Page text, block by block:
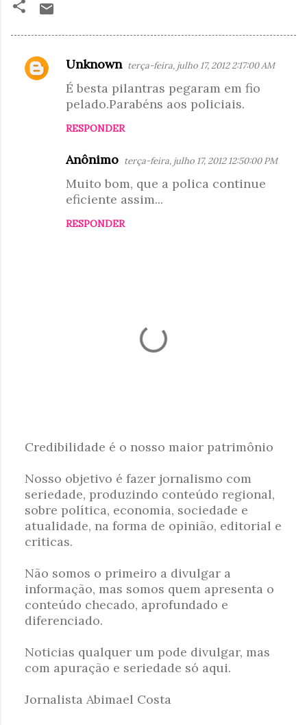
C
Unknown terça-feira, julho 17, 2012 2:17:00 AM
É besta pilantras pegaram em fio
pelado.Parabéns aos policiais.
RESPONDER
Anônimo terça-feira, julho 17, 2012 12:50:00 PM
Muito bom, que a polica continue
eficiente assim...
RESPONDER
o
s
t
a
r
m
c
o
m
n
t
r
Credibilidade é o nosso maior patrimônio
Nosso objetivo é fazer jornalismo com
seriedade, produzindo conteúdo regional,
sobre política, economia, sociedade e
atualidade, na forma de opinião, editorial e
criticas.
Não somos o primeiro a divulgar a
informação, mas somos quem apresenta o
conteúdo checado, aprofundado e
diferenciado.
Noticias qualquer um pode divulgar, mas
com apuração e seriedade só aqui.
Jornalista Abimael Costa